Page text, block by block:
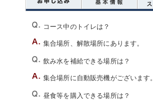
コース中のトイレは？
集合場所、解散場所にあります。
飲み水を補給できる場所は？
集合場所に自動販売機がございます。
昼食等を購入できる場所は？